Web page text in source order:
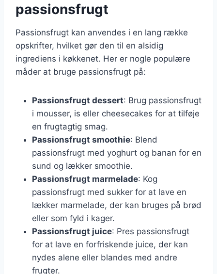
passionsfrugt
Passionsfrugt kan anvendes i en lang række
opskrifter, hvilket gør den til en alsidig
ingrediens i køkkenet. Her er nogle populære
måder at bruge passionsfrugt på:
Passionsfrugt dessert: Brug passionsfrugt
i mousser, is eller cheesecakes for at tilføje
en frugtagtig smag.
Passionsfrugt smoothie: Blend
passionsfrugt med yoghurt og banan for en
sund og lækker smoothie.
Passionsfrugt marmelade: Kog
passionsfrugt med sukker for at lave en
lækker marmelade, der kan bruges på brød
eller som fyld i kager.
Passionsfrugt juice: Pres passionsfrugt
for at lave en forfriskende juice, der kan
nydes alene eller blandes med andre
frugter.